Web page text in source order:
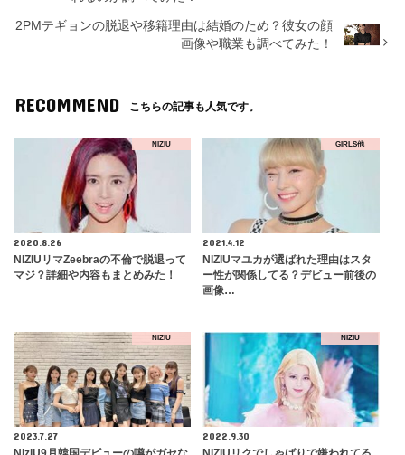
2PMテギョンの脱退や移籍理由は結婚のため？彼女の顔
画像や職業も調べてみた！
RECOMMEND こちらの記事も人気です。
NIZIU
2020.8.26
NIZIUリマZeebraの不倫で脱退って
マジ？詳細や内容もまとめみた！
GIRLS他
2021.4.12
NIZIUマユカが選ばれた理由はスタ
ー性が関係してる？デビュー前後の
画像…
NIZIU
2023.7.27
NiziU9月韓国デビューの噂がガセな
NIZIU
2022.9.30
NIZIUリクでしゃばりで嫌われてる